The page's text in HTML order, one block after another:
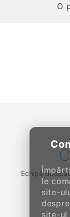
le
site-
site-ul
O
Echipă